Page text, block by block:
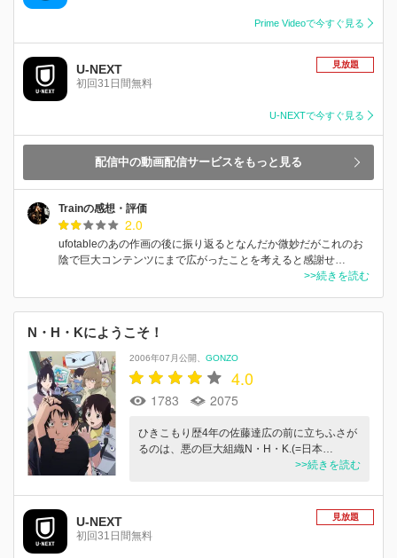
Prime Videoで今すぐ見る
U-NEXT
初回31日間無料
見放題
U-NEXTで今すぐ見る
配信中の動画配信サービスをもっと見る
Trainの感想・評価
2.0
ufotableのあの作画の後に振り返るとなんだか微妙だがこれのお
陰で巨大コンテンツにまで広がったことを考えると感謝せ…
>>続きを読む
N・H・Kにようこそ！
2006年07月公開 GONZO
4.0
1783 2075
ひきこもり歴4年の佐藤達広の前に立ちふさが
るのは、悪の巨大組織N・H・K.(=日本…
>>続きを読む
U-NEXT
初回31日間無料
見放題